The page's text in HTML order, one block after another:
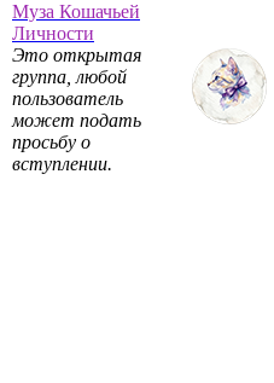
Муза Кошачьей
Личности
Это открытая
группа, любой
пользователь
может подать
просьбу о
вступлении.